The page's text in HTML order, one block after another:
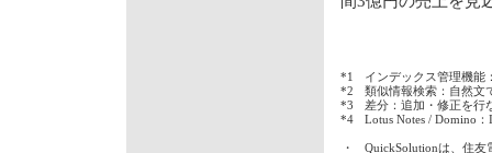
*1
インデックス管理機能
*2
類似情報検索：自然文
*3
差分：追加・修正を行
*4
Lotus Notes / Domino
・
QuickSolutionは、住友